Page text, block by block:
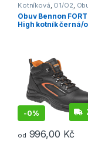
Kotníková, O1/O2,
Outdoor a volný čas
Obuv Bennon
High kotník černá/
-0%
od 996,00 Kč